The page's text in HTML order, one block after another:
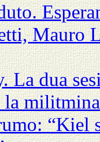
Mauro
La dua
la
“Kiel